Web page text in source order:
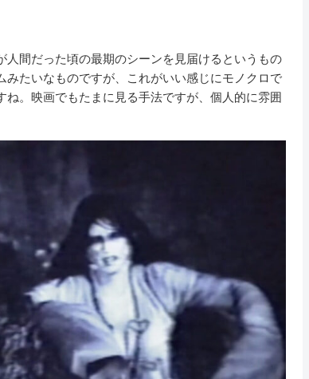
間だった頃の最期のシーンを見届けるというもの
たいなものですが、これがいい感じにモノクロで
。映画でもたまに見る手法ですが、個人的に雰囲